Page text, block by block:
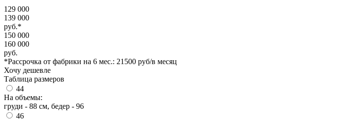
129 000
139 000
руб.*
150 000
160 000
руб.
*Рассрочка от фабрики на 6 мес.: 21500 руб/в месяц
Хочу дешевле
Таблица размеров
44
На объемы:
груди - 88 см, бедер - 96
46